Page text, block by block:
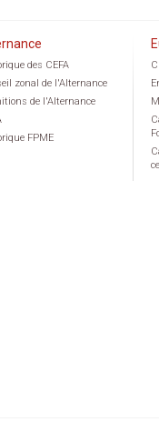
des CEFA
zonal de l'Alternance
de l'Alternance
FPME